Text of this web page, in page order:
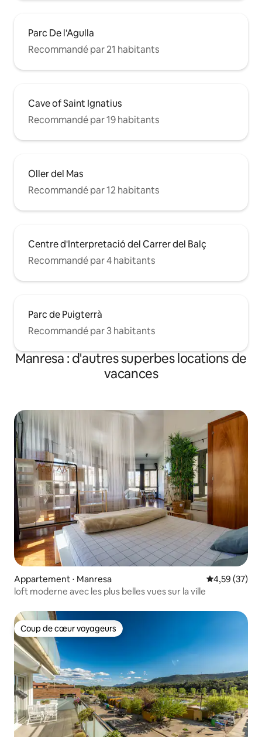
Parc De l'Agulla
Recommandé par 21 habitants
Cave of Saint Ignatius
Recommandé par 19 habitants
Oller del Mas
Recommandé par 12 habitants
Centre d'Interpretació del Carrer del Balç
Recommandé par 4 habitants
Parc de Puigterrà
Recommandé par 3 habitants
Manresa : d'autres superbes locations de
vacances
Appartement ⋅ Manresa Évaluation
4,59 (37)
loft moderne avec les plus belles vues sur la ville
Coup de cœur voyageurs
Coup de cœur voyageurs